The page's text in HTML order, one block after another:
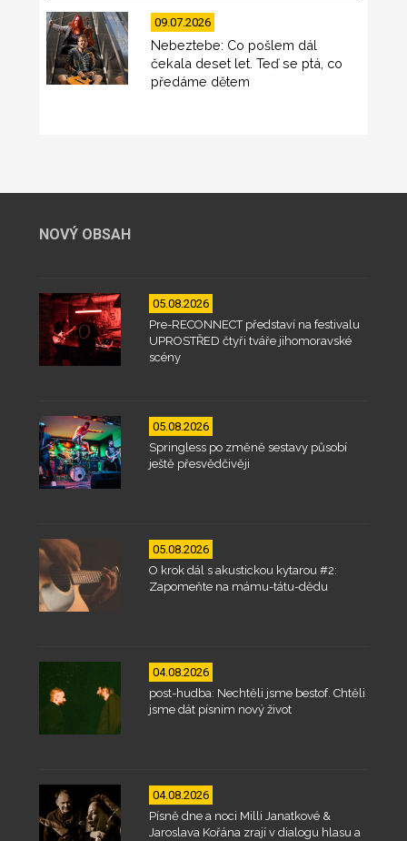
09.07.2026
Nebeztebe: Co pošlem dál
čekala deset let. Teď se ptá, co
předáme dětem
NOVÝ OBSAH
05.08.2026
Pre-RECONNECT představí na festivalu
UPROSTŘED čtyři tváře jihomoravské
scény
05.08.2026
Springless po změně sestavy působí
ještě přesvědčivěji
05.08.2026
O krok dál s akustickou kytarou #2:
Zapomeňte na mámu-tátu-dědu
04.08.2026
post-hudba: Nechtěli jsme bestof. Chtěli
jsme dát písním nový život
04.08.2026
Písně dne a noci Milli Janatkové &
Jaroslava Kořána zrají v dialogu hlasu a